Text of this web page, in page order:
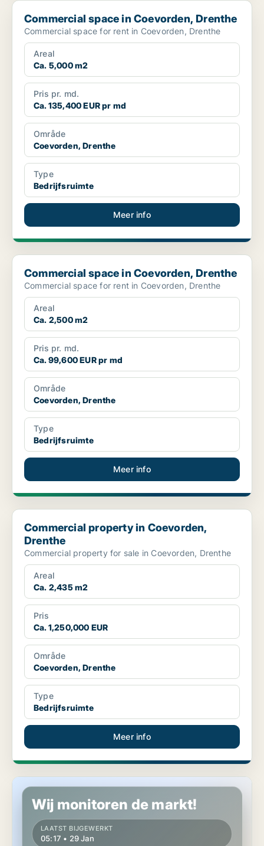
Commercial space in Coevorden, Drenthe
Commercial space in Coevorden, Drenthe
Commercial space for rent in Coevorden, Drenthe
Areal
Ca. 5,000 m2
Pris pr. md.
Ca. 135,400 EUR pr md
Område
Coevorden, Drenthe
Type
Bedrijfsruimte
Meer info
Commercial space in Coevorden, Drenthe
Commercial space in Coevorden, Drenthe
Commercial space for rent in Coevorden, Drenthe
Areal
Ca. 2,500 m2
Pris pr. md.
Ca. 99,600 EUR pr md
Område
Coevorden, Drenthe
Type
Bedrijfsruimte
Meer info
Commercial property in Coevorden, Drenthe
Commercial property in Coevorden,
Drenthe
Commercial property for sale in Coevorden, Drenthe
Areal
Ca. 2,435 m2
Pris
Ca. 1,250,000 EUR
Område
Coevorden, Drenthe
Type
Bedrijfsruimte
Meer info
Commercial space in Coevorden, Drenthe
Wij monitoren de markt!
LAATST BIJGEWERKT
05:17 • 29 Jan